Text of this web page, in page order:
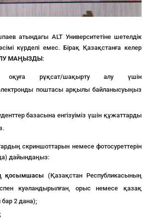
атындагы ALT Университетіне шетелдік
күрделі емес. Бірақ Қазақстанға келер
МАҢЫЗДЫ:
оқуға рұқсат/шақырту алу үшін
поштасы арқылы байланысуыңыз
базасына енгізуіміз үшін құжаттарды
скриншоттарын немесе фотосуреттерін
дайындаңыз:
қосымшасы (Қазақстан Республикасының
куәландырылған, орыс немесе қазақ
бар 2 дана);
;